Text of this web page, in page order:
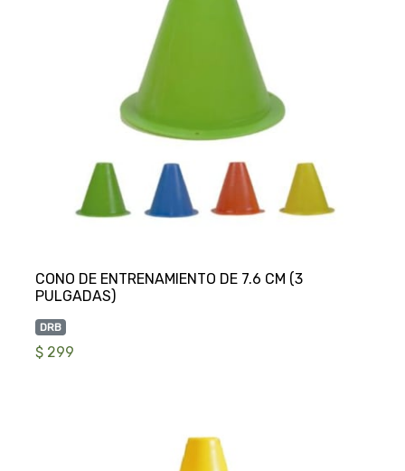
CONO DE ENTRENAMIENTO DE 7.6 CM (3
DRB
$ 299